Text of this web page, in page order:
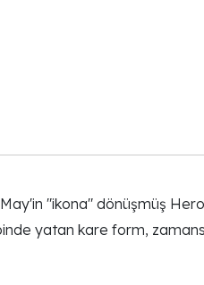
"ikona" dönüşmüş
yatan kare form,